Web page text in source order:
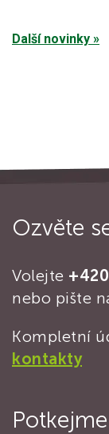
Další novinky »
Ozvěte
Volejte
nebo pište
Kompletní
kontakty